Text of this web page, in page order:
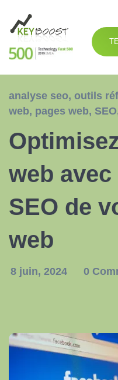
analyse seo, outils
web, pages web, SEO
web
SEO de
web
8 juin, 2024 0